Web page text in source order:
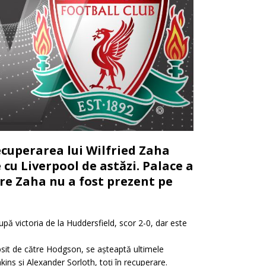
lui Wilfried Zaha
Liverpool de astăzi. Palace a
Zaha nu a fost prezent pe
victoria de la Huddersfield, scor 2-0, dar este
de către Hodgson, se așteaptă ultimele
și Alexander Sorloth, toți în recuperare.